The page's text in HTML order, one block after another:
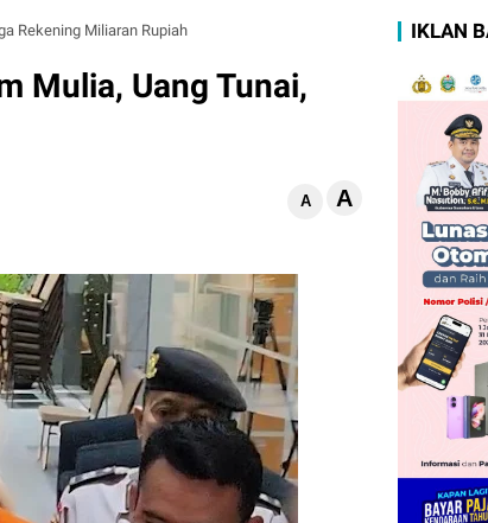
Rekening Miliaran Rupiah
Mulia, Uang Tunai,
A A
IKLAN